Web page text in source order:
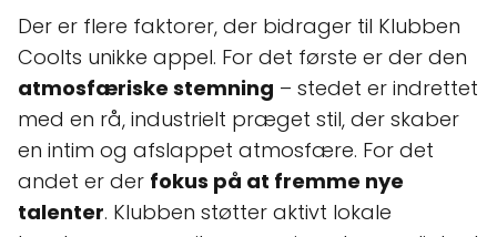
Der er flere faktorer, der bidrager til Klubben
Coolts unikke appel. For det første er der den
atmosfæriske stemning – stedet er indrettet
med en rå, industrielt præget stil, der skaber
en intim og afslappet atmosfære. For det
andet er der fokus på at fremme nye
talenter. Klubben støtter aktivt lokale